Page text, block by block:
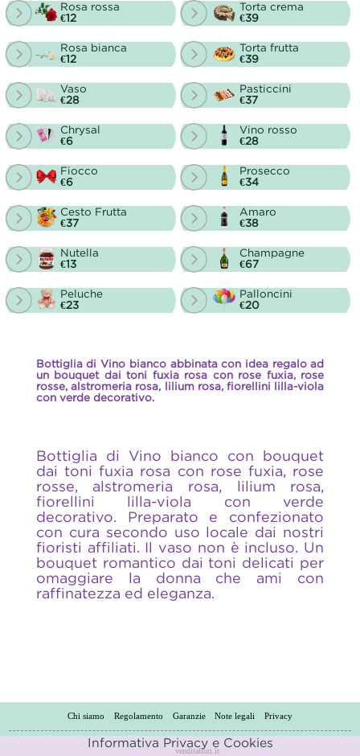
Rosa rossa
€12
Rosa bianca
€12
Vaso
€28
Chrysal
€6
Fiocco
€6
Cesto Frutta
€37
Nutella
€13
Peluche
€23
Torta crema
€39
Torta frutta
€39
Pasticcini
€37
Vino rosso
€28
Prosecco
€34
Amaro
€38
Champagne
€67
Palloncini
€20
Bottiglia di Vino bianco abbinata con idea regalo ad
un bouquet dai toni fuxia rosa con rose fuxia, rose
rosse, alstromeria rosa, lilium rosa, fiorellini lilla-viola
con verde decorativo.
Bottiglia di Vino bianco con bouquet
dai toni fuxia rosa con rose fuxia, rose
rosse, alstromeria rosa, lilium rosa,
fiorellini lilla-viola con verde
decorativo. Preparato e confezionato
con cura secondo uso locale dai nostri
fioristi affiliati. Il vaso non è incluso. Un
bouquet romantico dai toni delicati per
omaggiare la donna che ami con
raffinatezza ed eleganza.
Chi siamo Regolamento Garanzie Note legali Privacy
venditafiori.it
Informativa Privacy e Cookies